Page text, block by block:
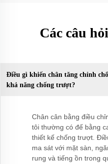
Các câu
Điều gì khiến chân tăng chỉnh
khả năng chống trượt?
Chân cân bằng điều
tôi thường có đế bằng
thiết kế chống trượt.
ma sát với mặt sàn,
rung và tiếng ồn trong